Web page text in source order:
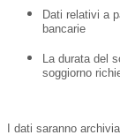
Dati relativi a
bancarie
La durata del
soggiorno
I dati saranno